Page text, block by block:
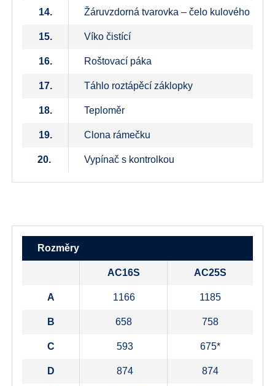
14. Žáruvzdorná tvarovka – čelo kulového
15. Víko čistící
16. Roštovací páka
17. Táhlo roztápěcí záklopky
18. Teploměr
19. Clona rámečku
20. Vypínač s kontrolkou
Rozměry
AC16S AC25S
A 1166 1185
B 658 758
C 593 675*
D 874 874